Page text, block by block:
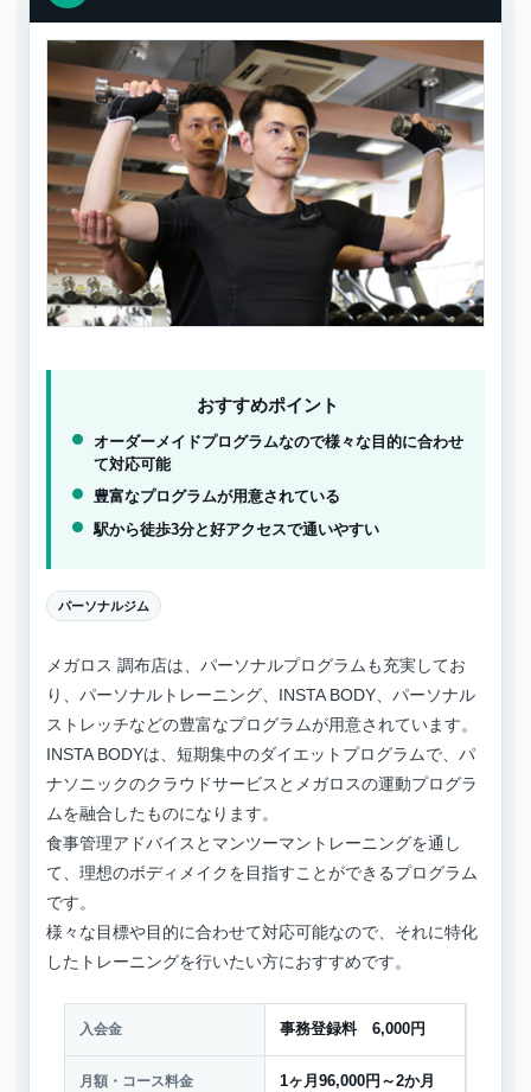
おすすめポイント
オーダーメイドプログラムなので様々な目的に合わせ
て対応可能
豊富なプログラムが用意されている
駅から徒歩3分と好アクセスで通いやすい
パーソナルジム
メガロス 調布店は、パーソナルプログラムも充実してお
り、パーソナルトレーニング、INSTA BODY、パーソナル
ストレッチなどの豊富なプログラムが用意されています。
INSTA BODYは、短期集中のダイエットプログラムで、パ
ナソニックのクラウドサービスとメガロスの運動プログラ
ムを融合したものになります。
食事管理アドバイスとマンツーマントレーニングを通し
て、理想のボディメイクを目指すことができるプログラム
です。
様々な目標や目的に合わせて対応可能なので、それに特化
したトレーニングを行いたい方におすすめです。
入会金 事務登録料 6,000円
月額・コース料金
1ヶ月96,000円～2か月